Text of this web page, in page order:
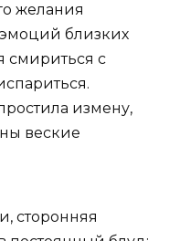
желания
близких
смириться с
измену,
веские
сторонняя